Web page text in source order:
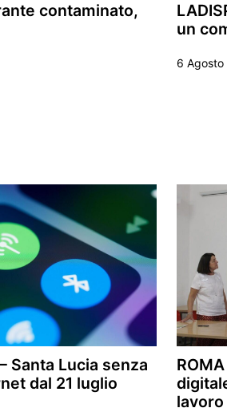
contaminato,
un
6 Agosto
Santa Lucia senza
dal 21 luglio